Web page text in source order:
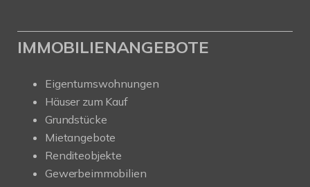
IMMOBILIENANGEBOTE
Eigentumswohnungen
Häuser zum Kauf
Grundstücke
Mietangebote
Renditeobjekte
Gewerbeimmobilien